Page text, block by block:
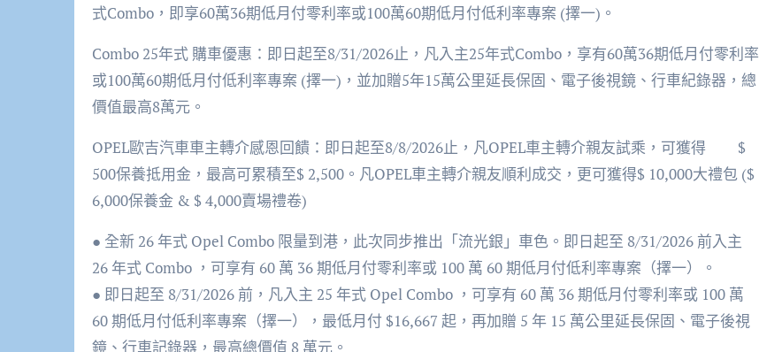
式Combo ，即享60萬36期低月付零利率或100萬60期低月付低利率專案 (擇一) 。
Combo 25年式 購車優惠 ： 即日起至8/31/2026止，凡入主25年式Combo ， 享有60萬36期低月付零利率
或100萬60期低月付低利率專案 (擇一) ， 並加贈5年15萬公里延長保固 、電子後視鏡 、行車紀錄器 ， 總
價值最高8萬元 。
OPEL歐吉汽車車主轉介感恩回饋 ： 即日起至8/8/2026止，凡OPEL車主轉介親友試乘，可獲得
$
500保養抵用金 ，最高可累積至$ 2,500 。凡OPEL車主轉介親友順利成交，更可獲得$ 10,000大禮包 ($
6,000保養金 & $ 4,000賣場禮卷)
● 全新 26年式 Opel Combo 限量到港，此次同步推出「流光銀」車色。即日起至 8/31/2026 前入主
26年式 Combo ，可享有 60 萬 36期低月付零利率或 100 萬 60期低月付低利率專案（擇一）。
● 即日起至 8/31/2026 前，凡入主 25 年式 Opel Combo ，可享有 60 萬 36期低月付零利率或 100 萬
60期低月付低利率專案（擇一），最低月付 $16,667 起，再加贈 5 年 15 萬公里延長保固、電子後視
鏡、行車記錄器，最高總價值 8 萬元。